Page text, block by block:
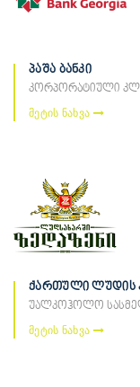
პაშა ბანკი
კორპორატიული
მეტის ნახვა
ქართული ლუდის
უალკოჰოლო
მეტის ნახვა